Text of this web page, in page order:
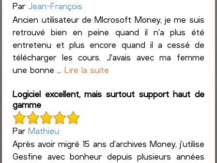
Par Jean-François
Ancien utilisateur de MIcrosoft Money, je me suis
retrouvé bien en peine quand il n'a plus été
entretenu et plus encore quand il a cessé de
télécharger les cours. J'avais avec ma femme
une bonne ...Lire la suite
Logiciel excellent, mais surtout support haut de
gamme
ParMathieu
Après avoir migré 15 ans d'archives Money, j'utilise
Gesfine avec bonheur depuis plusieurs années